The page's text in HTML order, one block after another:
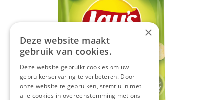
×
Deze website maakt
gebruik van cookies.
Deze website gebruikt cookies om uw
gebruikerservaring te verbeteren. Door
onze website te gebruiken, stemt u in met
alle cookies in overeenstemming met ons